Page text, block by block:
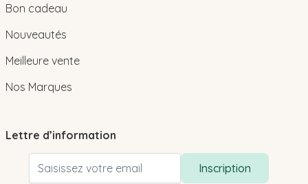
Bon cadeau
Nouveautés
Meilleure vente
Nos Marques
Lettre d’information
Adresse email
Inscription